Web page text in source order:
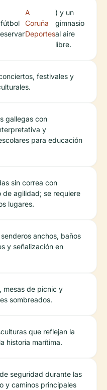
A
Coruña
Deportes
) y un
gimnasio
al aire
libre.
festivales y
gallegas con
y
para educación
sin correa con
de agilidad; se requiere
lugares.
anchos, baños
y señalización en
mesas de picnic y
sombreados.
que reflejan la
historia marítima.
seguridad durante las
y caminos principales